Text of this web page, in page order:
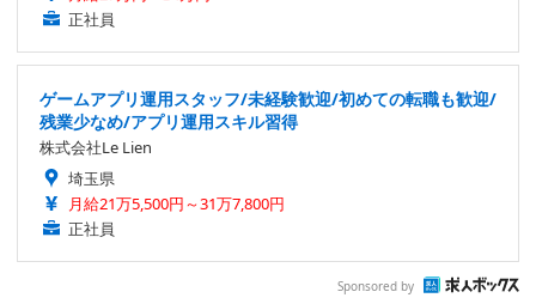
正社員
ゲームアプリ運用スタッフ/未経験歓迎/初めての転職も歓迎/
残業少なめ/アプリ運用スキル習得
株式会社Le Lien
埼玉県
月給21万5,500円～31万7,800円
正社員
Sponsored by